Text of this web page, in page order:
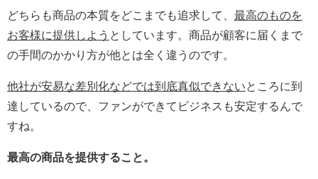
どちらも商品の本質をどこまでも追求して、 最高のものを
お客様に提供しよう としています。商品が顧客に届くまで
の手間のかかり方が他とは全く違うのです。
他社が安易な差別化などでは到底真似できないところに到
達しているので、ファンができてビジネスも安定するんで
すね。
最高の商品を提供すること。